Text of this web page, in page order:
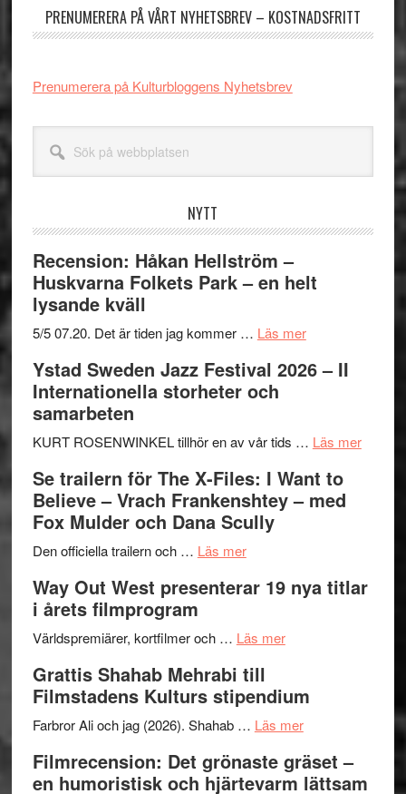
PRENUMERERA PÅ VÅRT NYHETSBREV – KOSTNADSFRITT
Prenumerera på Kulturbloggens Nyhetsbrev
webbplatsen
NYTT
Recension: Håkan Hellström –
Huskvarna Folkets Park – en helt
lysande kväll
5/5 07.20. Det är tiden jag kommer … Läs merom
Håkan
Huskvarna
Park
–
kväll
Ystad Sweden Jazz Festival 2026 – II
Internationella storheter och
samarbeten
KURT ROSENWINKEL tillhör en av vår tids … Läs merom
II
Se trailern för The X-Files: I Want to
Believe – Vrach Frankenshtey – med
Fox Mulder och Dana Scully
Den officiella trailern och … Läs merom
trailern
The
Files:
I
Want
Believe
–
Way Out West presenterar 19 nya titlar
i årets filmprogram
Världspremiärer, kortfilmer och … Läs merom
West
presenterar
nya
titlar
Grattis Shahab Mehrabi till
Filmstadens Kulturs stipendium
Farbror Ali och jag (2026). Shahab … Läs merom
Shahab
Mehrabi
Filmrecension: Det grönaste gräset –
en humoristisk och hjärtevarm lättsam